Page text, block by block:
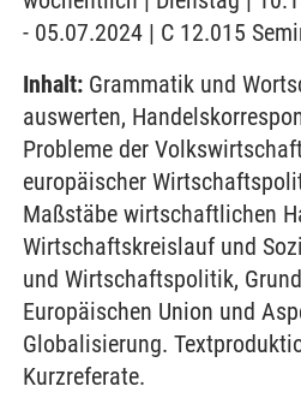
- 05.07.2024 | C 12.015
Inhalt: Grammatik und
auswerten,
Probleme der
europäischer
Maßstäbe wirtschaftlichen
Wirtschaftskreislauf und
und Wirtschaftspolitik,
Europäischen Union und
Globalisierung.
Kurzreferate.